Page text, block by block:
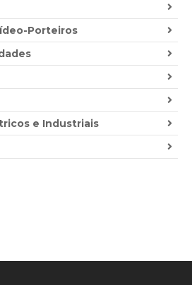
Porteiros
e Industriais